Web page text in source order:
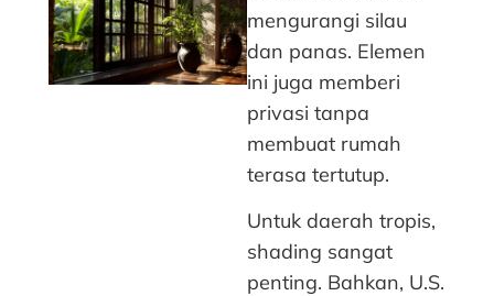
mengurangi silau
dan panas. Elemen
ini juga memberi
privasi tanpa
membuat rumah
terasa tertutup.
Untuk daerah tropis,
shading sangat
penting. Bahkan, U.S.